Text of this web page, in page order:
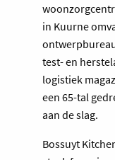
in Kuurne
test- en
logistiek
een 65-tal
aan de slag.
Bossuyt